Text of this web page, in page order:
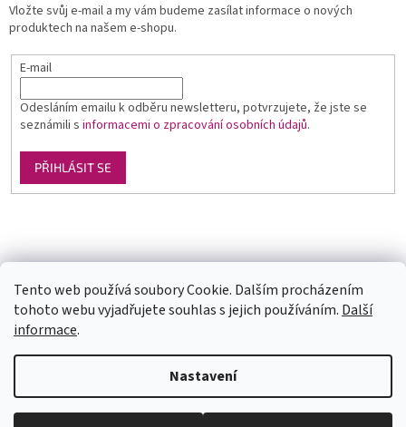
Tento web používá soubory Cookie. Dalším procházením
tohoto webu vyjadřujete souhlas s jejich používáním. Další
informace.
Nastavení
objednání). Velikosti neodpovídají českým, prosím měřte se. Pokud se
Vám některý model líbí a chtěli byste ho v jiné barvě, tak stačí do
vyhledávání zadat číslo modelu(třeba 1960) a všechny dostupné barvy
Vložte svůj e-mail a my vám budeme zasílat informace o nových
produktech na našem e-shopu.
E-mail
Odesláním emailu k odběru newsletteru, potvrzujete, že jste se
seznámili s informacemi o zpracování osobních údajů.
PŘIHLÁSIT SE
Copyright 2026trendy-obleceni.cz. Všechna práva vyhrazena.